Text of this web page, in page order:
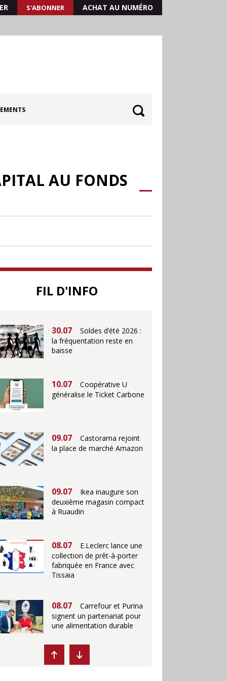
S'ABONNER ACHAT AU NUMÉRO
AU FONDS
FIL D'INFO
30.06
Canicule : les
soutenir le commerce
magasin à La Défense
30.07
Soldes d’été 2026 :
la fréquentation reste en
baisse
10.07
Coopérative U
généralise le Ticket Carbone
09.07
Castorama rejoint
la place de marché Amazon
09.07
Ikea inaugure son
deuxième magasin compact
à Ruaudin
08.07
E.Leclerc lance une
collection de prêt-à-porter
fabriquée en France avec
Tissaia
08.07
Carrefour et Purina
signent un partenariat pour
une alimentation durable
07.07
Ikea propose des